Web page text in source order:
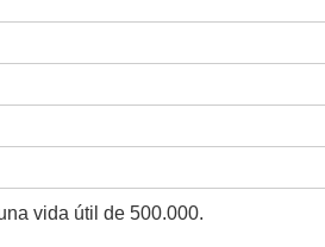
vida útil de 500.000.